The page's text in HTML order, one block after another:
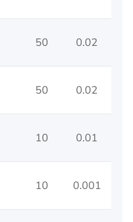
50 0.02
50 0.02
10 0.01
10 0.001